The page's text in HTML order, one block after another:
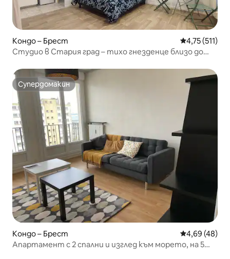
Кондо – Брест Средна
4,75 (511)
Студио в Стария град – тихо гнезденце близо до
Супердомакин
Супердомакин
Кондо – Брест Средна
4,69 (48)
Апартамент с 2 спални и изглед към морето, на 5